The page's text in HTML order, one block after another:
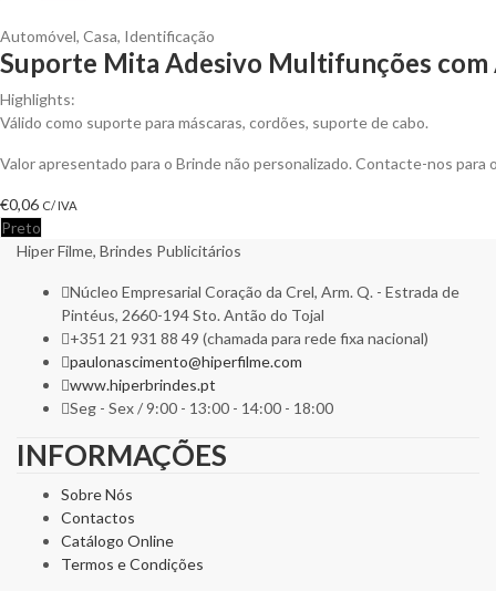
Automóvel, Casa, Identificação
Suporte Mita Adesivo Multifunções com
Highlights:
Válido como suporte para máscaras, cordões, suporte de cabo.
Valor apresentado para o Brinde não personalizado. Contacte-nos
€0,06 C/ IVA
Preto
Hiper Filme, Brindes Publicitários
Núcleo Empresarial Coração da Crel, Arm. Q. - Estrada de
Pintéus, 2660-194 Sto. Antão do Tojal
+351 21 931 88 49 (chamada para rede fixa nacional)
paulonascimento@hiperfilme.com
www.hiperbrindes.pt
Seg - Sex / 9:00 - 13:00 - 14:00 - 18:00
INFORMAÇÕES
Sobre Nós
Contactos
Catálogo Online
Termos e Condições